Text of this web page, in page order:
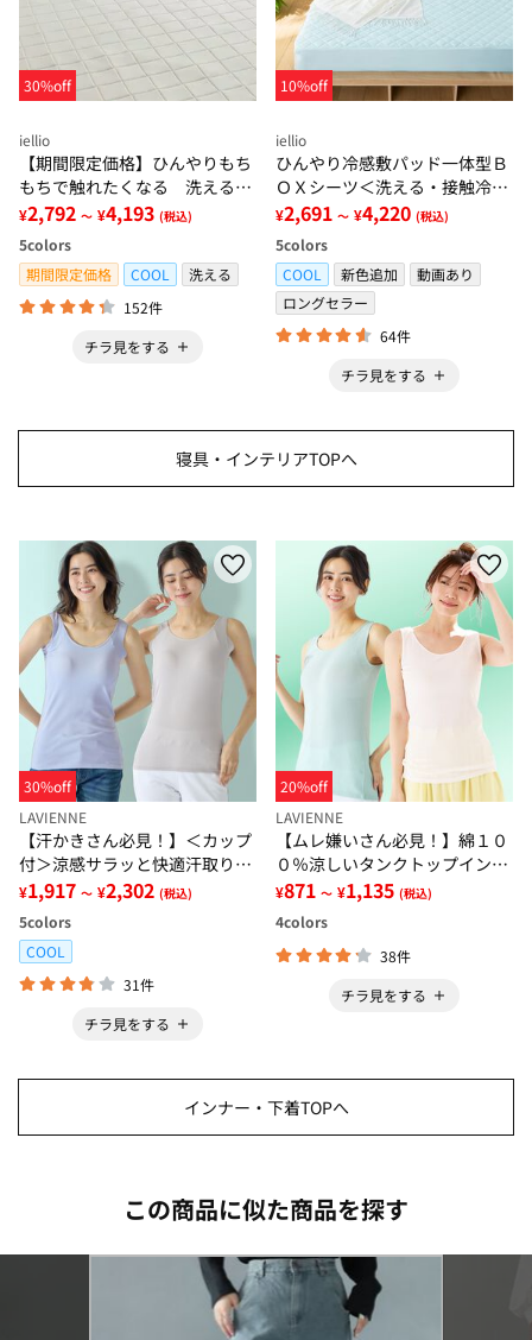
30%off
iellio
【期間限定価格】ひんやりもち
もちで触れたくなる 洗えるラ
グ＜低反発・滑りにくい・接触
冷感・防ダニ・カーペット＞
¥2,792 ～ ¥4,193 (税込)
5colors
期間限定価格
COOL
洗える
152件
チラ見をする
10%off
iellio
ひんやり冷感敷パッド一体型Ｂ
ＯＸシーツ＜洗える・接触冷
感・抗菌防臭・時短・家事楽・
ボックスシーツ・寝苦しさ対策
＞
¥2,691 ～ ¥4,220 (税込)
5colors
COOL
新色追加
動画あり
ロングセラー
64件
チラ見をする
寝具・インテリアTOPへ
30%off
LAVIENNE
【汗かきさん必見！】＜カップ
付＞涼感サラッと快適汗取りタ
ンクトップインナー＜さらりラ
ボ＞
¥1,917 ～ ¥2,302 (税込)
5colors
COOL
31件
チラ見をする
20%off
LAVIENNE
【ムレ嫌いさん必見！】綿１０
０％涼しいタンクトップインナ
ー＜さらりラボ＞
¥871 ～ ¥1,135 (税込)
4colors
38件
チラ見をする
インナー・下着TOPへ
この商品に似た商品を探す